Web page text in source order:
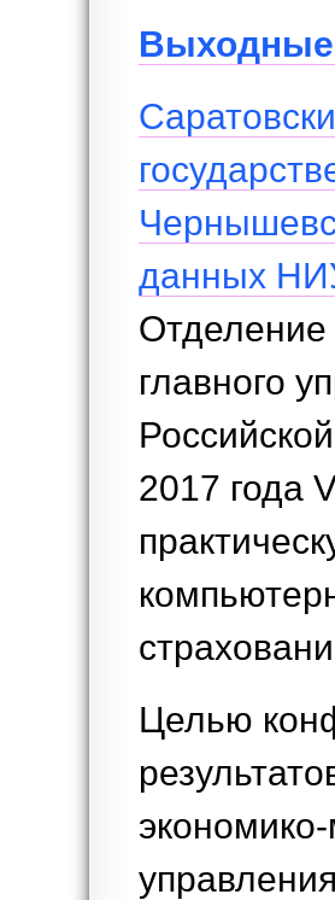
Выходные
данных
Отделение
главного
2017 года
Целью